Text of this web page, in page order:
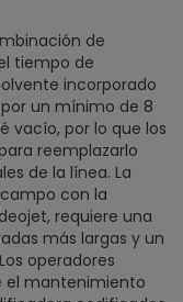
de
tiempo de
incorporado
un mínimo de 8
vacío, por lo que los
reemplazarlo
de la línea. La
con la
requiere una
más largas y un
operadores
el mantenimiento